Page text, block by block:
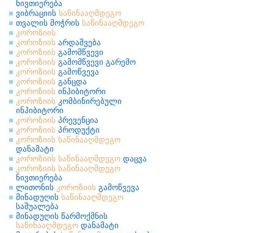
ნივთიერება
ვიბრაციის საწინააღმდეგო
თვალის მოჭრის საწინააღმდეგო
კოროზიის
კოროზიის არდაშვება
კოროზიის გამომწვევი
კოროზიის გამომწვევი გარემო
კოროზიის გამოწვევა
კოროზიის განცდა
კოროზიის ინჰიბიტორი
კოროზიის კომბინირებული
ინჰიბიტორი
კოროზიის პრევენცია
კოროზიის პროდუქტი
კოროზიის საწინააღმდეგო
დანამატი
კოროზიის საწინააღმდეგო დაცვა
კოროზიის საწინააღმდეგო
ნივთიერება
ლითონის კოროზიის გამოწვევა
მინადუღის საწინააღმდეგო
საშუალება
მინადუღის წარმოქმნის
საწინააღმდეგო დანამატი